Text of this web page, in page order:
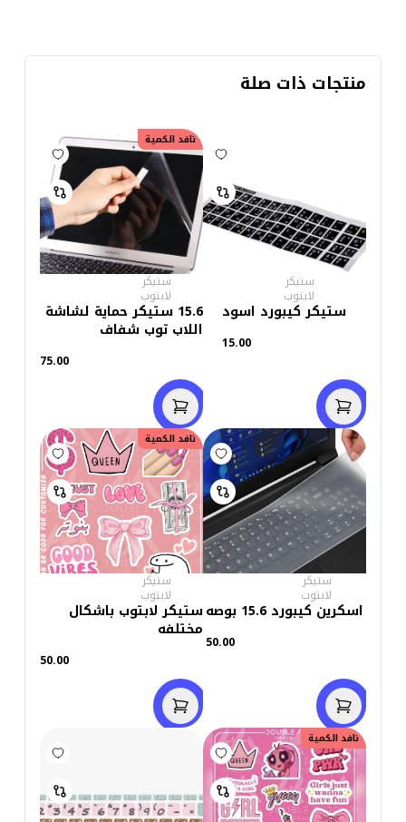
منتجات ذات صلة
ستيكر
لابتوب
ستيكر كيبورد اسود
15.00
نافد الكمية
ستيكر
لابتوب
15.6 ستيكر حماية لشاشة
اللاب توب شفاف
75.00
ستيكر
لابتوب
اسكرين كيبورد 15.6 بوصه
50.00
نافد الكمية
ستيكر
لابتوب
ستيكر لابتوب باشكال
مختلفه
50.00
نافد الكمية